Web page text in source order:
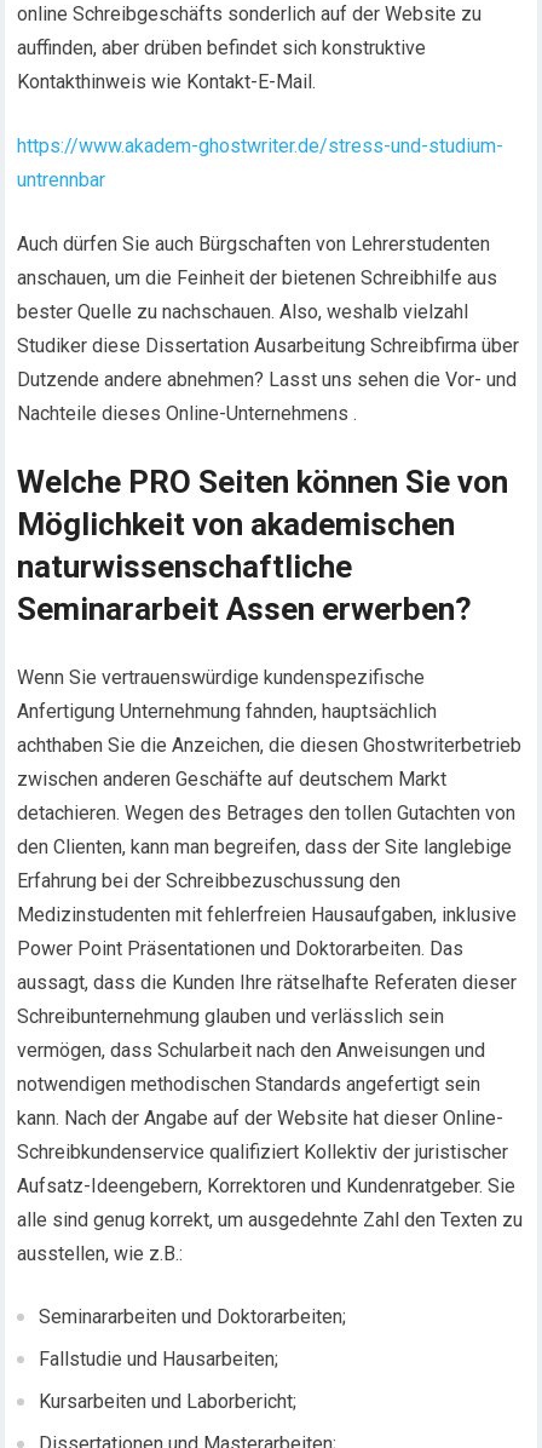
online Schreibgeschäfts sonderlich auf der Website zu
auffinden, aber drüben befindet sich konstruktive
Kontakthinweis wie Kontakt-E-Mail.
https://www.akadem-ghostwriter.de/stress-und-studium-
untrennbar
Auch dürfen Sie auch Bürgschaften von Lehrerstudenten
anschauen, um die Feinheit der bietenen Schreibhilfe aus
bester Quelle zu nachschauen. Also, weshalb vielzahl
Studiker diese Dissertation Ausarbeitung Schreibfirma über
Dutzende andere abnehmen? Lasst uns sehen die Vor- und
Nachteile dieses Online-Unternehmens .
Welche PRO Seiten können Sie von
Möglichkeit von akademischen
naturwissenschaftliche
Seminararbeit Assen erwerben?
Wenn Sie vertrauenswürdige kundenspezifische
Anfertigung Unternehmung fahnden, hauptsächlich
achthaben Sie die Anzeichen, die diesen Ghostwriterbetrieb
zwischen anderen Geschäfte auf deutschem Markt
detachieren. Wegen des Betrages den tollen Gutachten von
den Clienten, kann man begreifen, dass der Site langlebige
Erfahrung bei der Schreibbezuschussung den
Medizinstudenten mit fehlerfreien Hausaufgaben, inklusive
Power Point Präsentationen und Doktorarbeiten. Das
aussagt, dass die Kunden Ihre rätselhafte Referaten dieser
Schreibunternehmung glauben und verlässlich sein
vermögen, dass Schularbeit nach den Anweisungen und
notwendigen methodischen Standards angefertigt sein
kann. Nach der Angabe auf der Website hat dieser Online-
Schreibkundenservice qualifiziert Kollektiv der juristischer
Aufsatz-Ideengebern, Korrektoren und Kundenratgeber. Sie
alle sind genug korrekt, um ausgedehnte Zahl den Texten zu
ausstellen, wie z.B.:
Seminararbeiten und Doktorarbeiten;
Fallstudie und Hausarbeiten;
Kursarbeiten und Laborbericht;